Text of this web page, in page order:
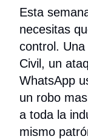
Esta
necesitas
control.
Civil, un
WhatsApp
un robo
a toda la
mismo